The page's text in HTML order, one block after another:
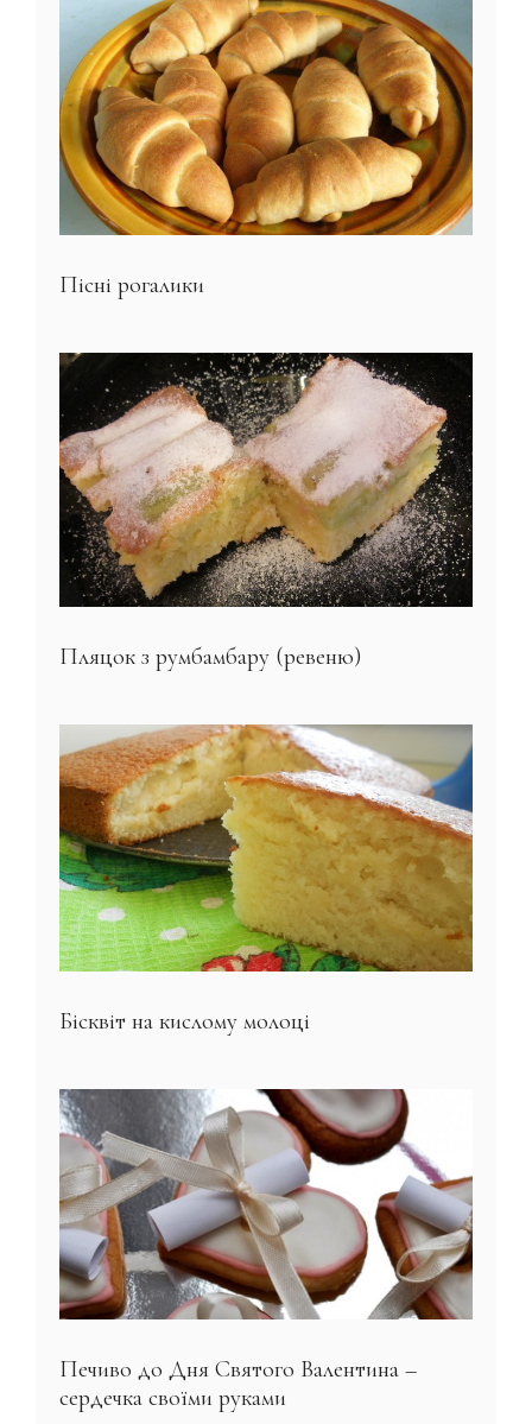
Пісні рогалики
Пляцок з румбамбару (ревеню)
Бісквіт на кислому молоці
Печиво до Дня Святого Валентина –
сердечка своїми руками